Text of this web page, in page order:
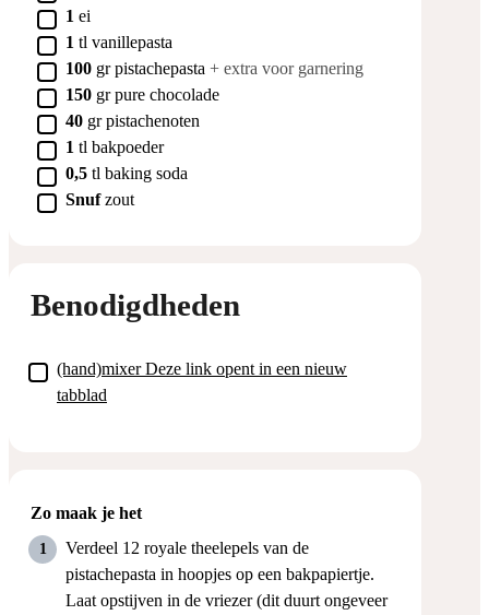
▢
1 ei
▢
1 tl vanillepasta
▢
100 gr pistachepasta + extra voor garnering
▢
150 gr pure chocolade
▢
40 gr pistachenoten
▢
1 tl bakpoeder
▢
0,5 tl baking soda
▢
Snuf zout
Benodigdheden
▢
(hand)mixerDeze link opent in een nieuw
tabblad
Zo maak je het
Verdeel 12 royale theelepels van de
pistachepasta in hoopjes op een bakpapiertje.
Laat opstijven in de vriezer (dit duurt ongeveer